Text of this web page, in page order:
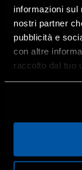
informazioni sul
nostri partner
pubblicità e
con altre
raccolto dal tuo
Object